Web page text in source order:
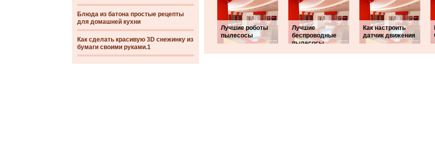
Блюда из батона простые рецепты
для домашней кухни
Как сделать красивую 3D снежинку из
бумаги своими руками.1
Лучшие роботы
пылесосы
Лучшие
беспроводные
пылесосы
Как настроить
датчик движения